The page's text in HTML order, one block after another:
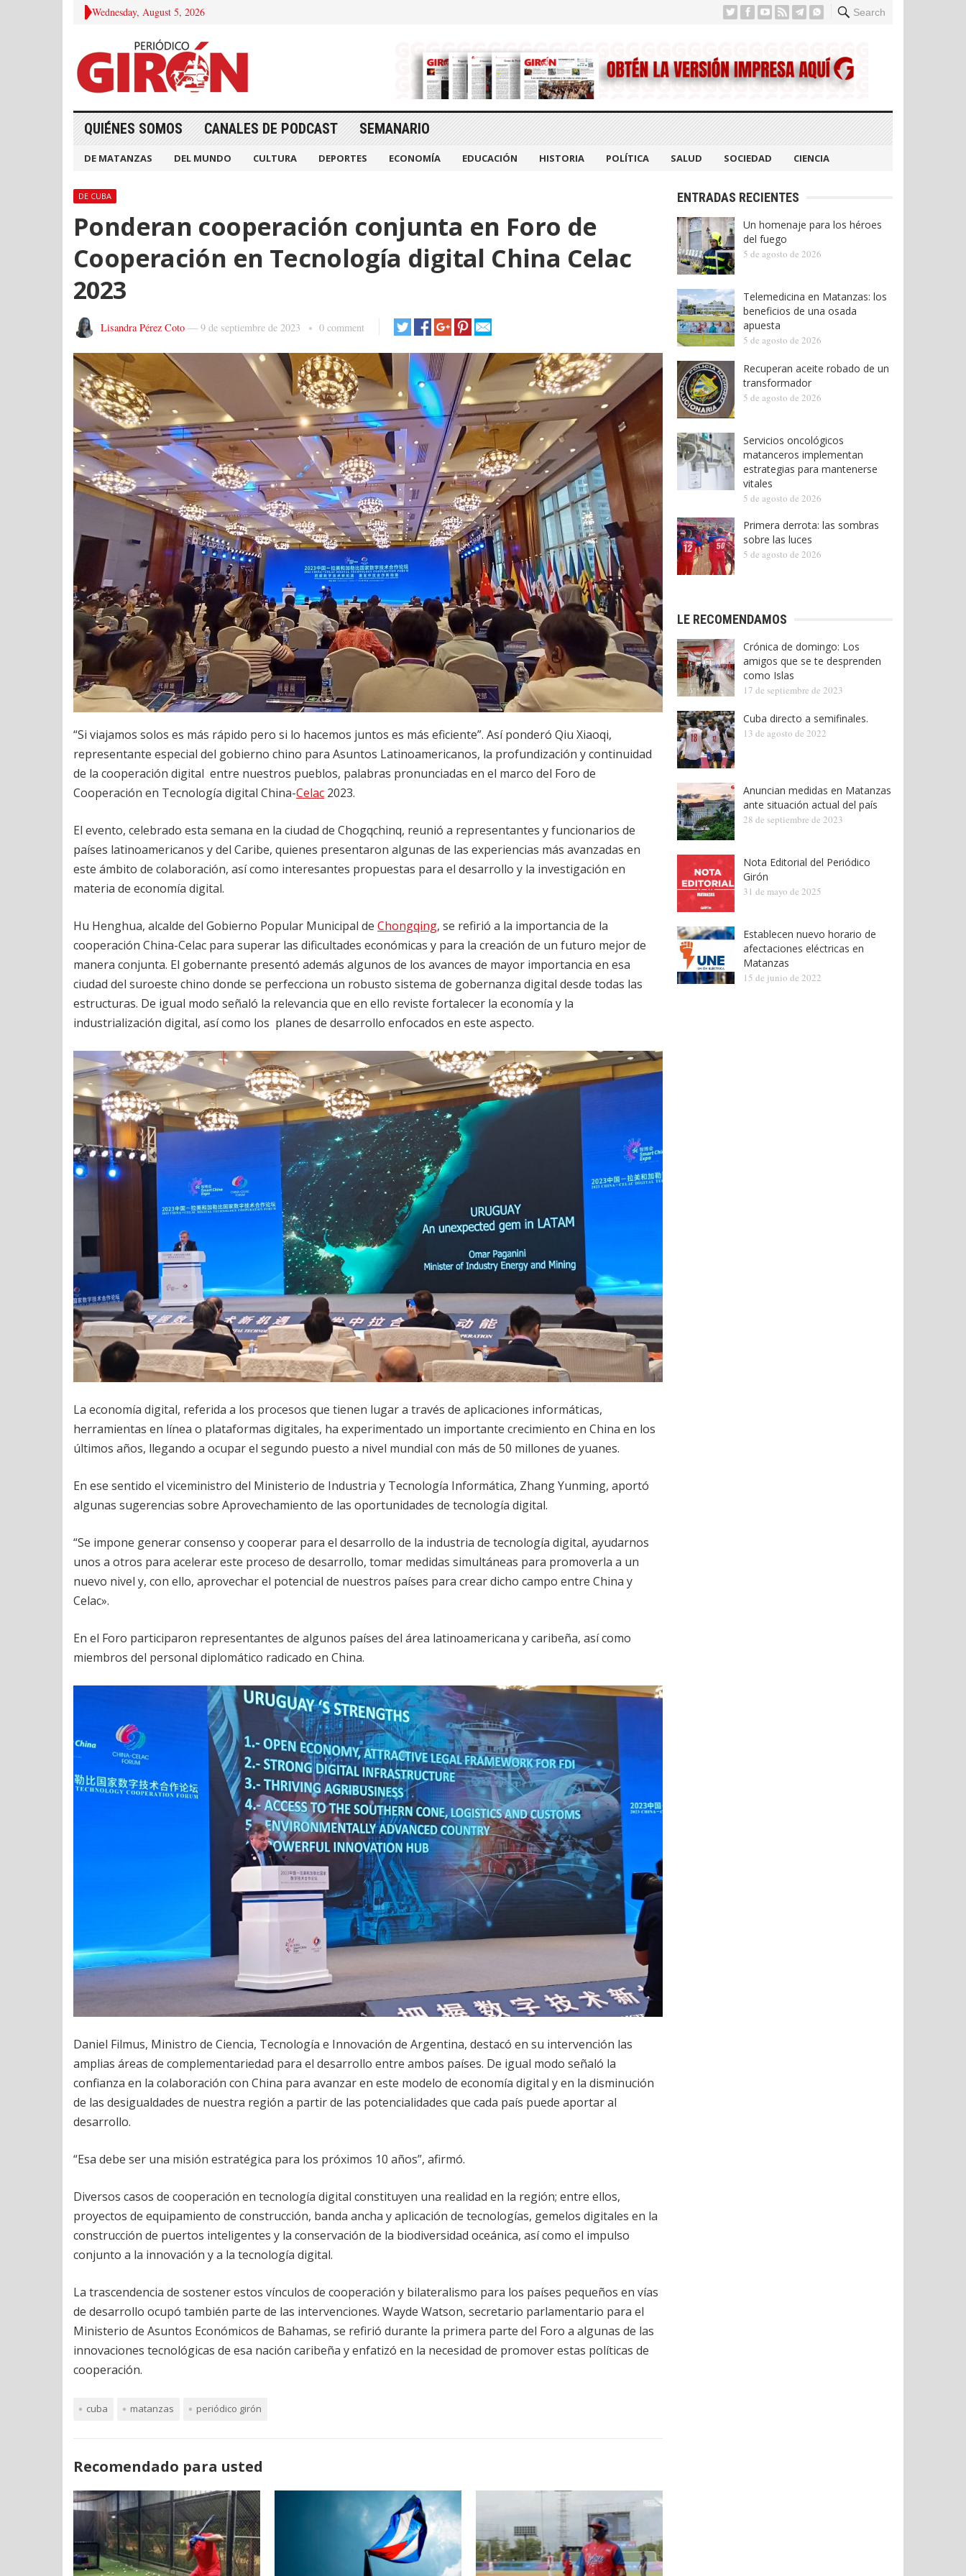
Wednesday, August 5, 2026 Search
QUIÉNES SOMOS CANALES DE PODCAST SEMANARIO
DE MATANZAS DEL MUNDO CULTURA DEPORTES ECONOMÍA EDUCACIÓN HISTORIA POLÍTICA SALUD SOCIEDAD CIENCIA
DE CUBA
Ponderan cooperación conjunta en Foro de
Cooperación en Tecnología digital China Celac
2023
Lisandra Pérez Coto — 9 de septiembre de 2023 0 comment
“Si viajamos solos es más rápido pero si lo hacemos juntos es más eficiente”. Así ponderó Qiu Xiaoqi,
representante especial del gobierno chino para Asuntos Latinoamericanos, la profundización y continuidad
de la cooperación digital entre nuestros pueblos, palabras pronunciadas en el marco del Foro de
Cooperación en Tecnología digital China-Celac 2023.
El evento, celebrado esta semana en la ciudad de Chogqchinq, reunió a representantes y funcionarios de
países latinoamericanos y del Caribe, quienes presentaron algunas de las experiencias más avanzadas en
este ámbito de colaboración, así como interesantes propuestas para el desarrollo y la investigación en
materia de economía digital.
Hu Henghua, alcalde del Gobierno Popular Municipal de Chongqing, se refirió a la importancia de la
cooperación China-Celac para superar las dificultades económicas y para la creación de un futuro mejor de
manera conjunta. El gobernante presentó además algunos de los avances de mayor importancia en esa
ciudad del suroeste chino donde se perfecciona un robusto sistema de gobernanza digital desde todas las
estructuras. De igual modo señaló la relevancia que en ello reviste fortalecer la economía y la
industrialización digital, así como los planes de desarrollo enfocados en este aspecto.
La economía digital, referida a los procesos que tienen lugar a través de aplicaciones informáticas,
herramientas en línea o plataformas digitales, ha experimentado un importante crecimiento en China en los
últimos años, llegando a ocupar el segundo puesto a nivel mundial con más de 50 millones de yuanes.
En ese sentido el viceministro del Ministerio de Industria y Tecnología Informática, Zhang Yunming, aportó
algunas sugerencias sobre Aprovechamiento de las oportunidades de tecnología digital.
“Se impone generar consenso y cooperar para el desarrollo de la industria de tecnología digital, ayudarnos
unos a otros para acelerar este proceso de desarrollo, tomar medidas simultáneas para promoverla a un
nuevo nivel y, con ello, aprovechar el potencial de nuestros países para crear dicho campo entre China y
Celac».
En el Foro participaron representantes de algunos países del área latinoamericana y caribeña, así como
miembros del personal diplomático radicado en China.
Daniel Filmus, Ministro de Ciencia, Tecnología e Innovación de Argentina, destacó en su intervención las
amplias áreas de complementariedad para el desarrollo entre ambos países. De igual modo señaló la
confianza en la colaboración con China para avanzar en este modelo de economía digital y en la disminución
de las desigualdades de nuestra región a partir de las potencialidades que cada país puede aportar al
desarrollo.
“Esa debe ser una misión estratégica para los próximos 10 años”, afirmó.
Diversos casos de cooperación en tecnología digital constituyen una realidad en la región; entre ellos,
proyectos de equipamiento de construcción, banda ancha y aplicación de tecnologías, gemelos digitales en la
construcción de puertos inteligentes y la conservación de la biodiversidad oceánica, así como el impulso
conjunto a la innovación y a la tecnología digital.
La trascendencia de sostener estos vínculos de cooperación y bilateralismo para los países pequeños en vías
de desarrollo ocupó también parte de las intervenciones. Wayde Watson, secretario parlamentario para el
Ministerio de Asuntos Económicos de Bahamas, se refirió durante la primera parte del Foro a algunas de las
innovaciones tecnológicas de esa nación caribeña y enfatizó en la necesidad de promover estas políticas de
cooperación.
cuba matanzas periódico girón
Recomendado para usted
ENTRADAS RECIENTES
Un homenaje para los héroes
del fuego
5 de agosto de 2026
Telemedicina en Matanzas: los
beneficios de una osada
apuesta
5 de agosto de 2026
Recuperan aceite robado de un
transformador
5 de agosto de 2026
Servicios oncológicos
matanceros implementan
estrategias para mantenerse
vitales
5 de agosto de 2026
Primera derrota: las sombras
sobre las luces
5 de agosto de 2026
LE RECOMENDAMOS
Crónica de domingo: Los
amigos que se te desprenden
como Islas
17 de septiembre de 2023
Cuba directo a semifinales.
13 de agosto de 2022
Anuncian medidas en Matanzas
ante situación actual del país
28 de septiembre de 2023
Nota Editorial del Periódico
Girón
31 de mayo de 2025
Establecen nuevo horario de
afectaciones eléctricas en
Matanzas
15 de junio de 2022